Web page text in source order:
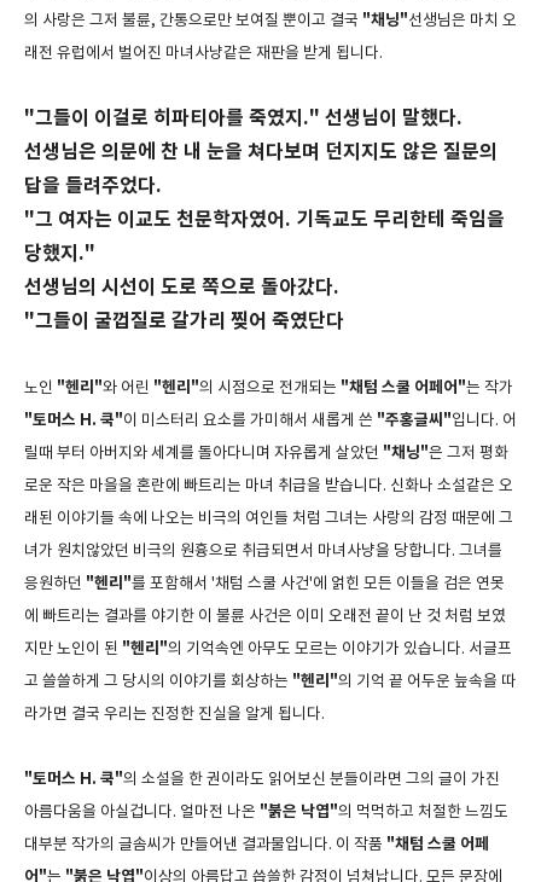
의 사랑은 그저 불륜, 간통으로만 보여질 뿐이고 결국 "채닝"선생님은 마치 오
래전 유럽에서 벌어진 마녀사냥같은 재판을 받게 됩니다.
"그들이 이걸로 히파티아를 죽였지." 선생님이 말했다.
선생님은 의문에 찬 내 눈을 쳐다보며 던지지도 않은 질문의
답을 들려주었다.
"그 여자는 이교도 천문학자였어. 기독교도 무리한테 죽임을
당했지."
선생님의 시선이 도로 쪽으로 돌아갔다.
"그들이 굴껍질로 갈가리 찢어 죽였단다
노인 "헨리"와 어린 "헨리"의 시점으로 전개되는 "채텀 스쿨 어페어"는 작가
"토머스 H. 쿡"이 미스터리 요소를 가미해서 새롭게 쓴 "주홍글씨"입니다. 어
릴때 부터 아버지와 세계를 돌아다니며 자유롭게 살았던 "채닝"은 그저 평화
로운 작은 마을을 혼란에 빠트리는 마녀 취급을 받습니다. 신화나 소설같은 오
래된 이야기들 속에 나오는 비극의 여인들 처럼 그녀는 사랑의 감정 때문에 그
녀가 원치않았던 비극의 원흉으로 취급되면서 마녀사냥을 당합니다. 그녀를
응원하던 "헨리"를 포함해서 '채텀 스쿨 사건'에 얽힌 모든 이들을 검은 연못
에 빠트리는 결과를 야기한 이 불륜 사건은 이미 오래전 끝이 난 것 처럼 보였
지만 노인이 된 "헨리"의 기억속엔 아무도 모르는 이야기가 있습니다. 서글프
고 쓸쓸하게 그 당시의 이야기를 회상하는 "헨리"의 기억 끝 어두운 늪속을 따
라가면 결국 우리는 진정한 진실을 알게 됩니다.
"토머스 H. 쿡"의 소설을 한 권이라도 읽어보신 분들이라면 그의 글이 가진
아름다움을 아실겁니다. 얼마전 나온 "붉은 낙엽"의 먹먹하고 처절한 느낌도
대부분 작가의 글솜씨가 만들어낸 결과물입니다. 이 작품 "채텀 스쿨 어페
어"는 "붉은 낙엽"이상의 아름답고 씁쓸한 감정이 넘쳐납니다. 모든 문장에